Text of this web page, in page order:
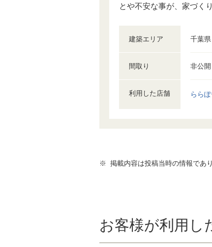
とや不安な事が、家づく
建築エリア 千葉県
間取り 非公開
利用した店舗 らら
※ 掲載内容は投稿当時の情報であ
お客様が利用し